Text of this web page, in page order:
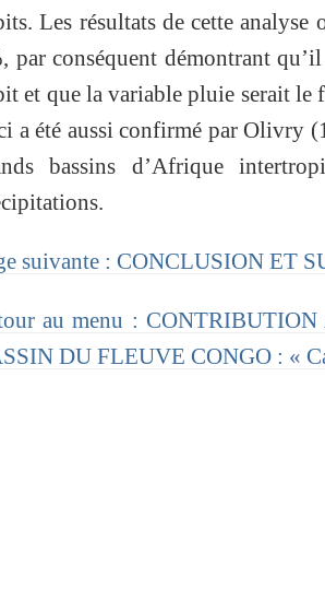
Les résultats de cette
par conséquent démontrant
et que la variable pluie serait le
a été aussi confirmé par Olivry
bassins d’Afrique
suivante : CONCLUSION ET
au menu :
DU FLEUVE CONGO : «